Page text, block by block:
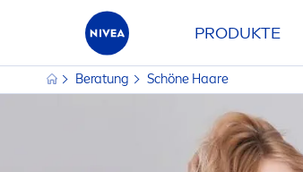
PRODUKTE
Beratung Schöne Haare
PRODUKTKATEGORIE